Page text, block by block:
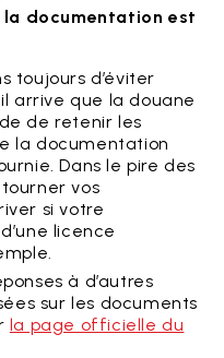
la documentation est
toujours d’éviter
arrive que la douane
de retenir les
la documentation
Dans le pire des
vos
si votre
licence
à d’autres
sur les documents
la page officielle du